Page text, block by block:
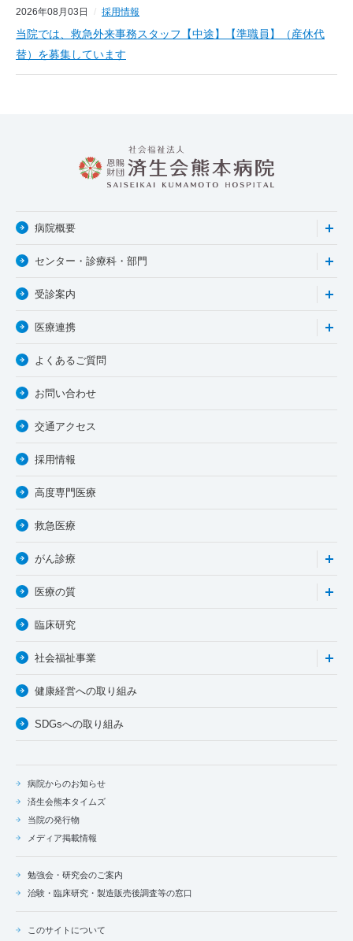
2026年08月03日 採用情報
当院では、救急外来事務スタッフ【中途】【準職員】（産休代
替）を募集しています
病院からのお知らせ
済生会熊本タイムズ
当院の発行物
メディア掲載情報
勉強会・研究会のご案内
治験・臨床研究・製造販売後調査等の窓口
このサイトについて
病院概要
センター・診療科・部門
受診案内
医療連携
よくあるご質問
お問い合わせ
交通アクセス
採用情報
高度専門医療
救急医療
がん診療
医療の質
臨床研究
社会福祉事業
健康経営への取り組み
SDGsへの取り組み